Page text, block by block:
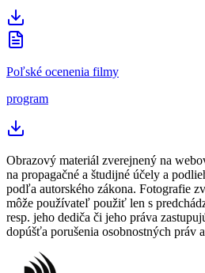
Poľské ocenenia filmy
program
Obrazový materiál zverejnený na
na propagačné a študijné účely a
podľa autorského zákona. Fotografie
môže používateľ použiť len s
resp. jeho dediča či jeho práva
dopúšťa porušenia osobnostných práv